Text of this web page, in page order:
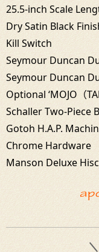
25.5-inch Scale
Dry Satin Black
Kill Switch
Seymour Duncan
Seymour Duncan
Optional ‘MOJO（
Schaller Two-Piece
Gotoh H.A.P.
Chrome Hardware
Manson Deluxe